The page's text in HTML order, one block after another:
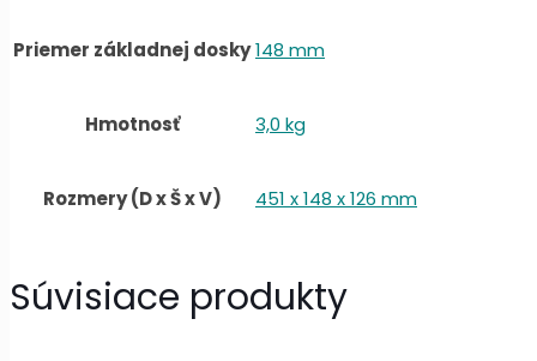
Priemer základnej dosky148 mm
Hmotnosť 3,0 kg
Rozmery (D x Š x V) 451 x 148 x 126 mm
Súvisiace produkty